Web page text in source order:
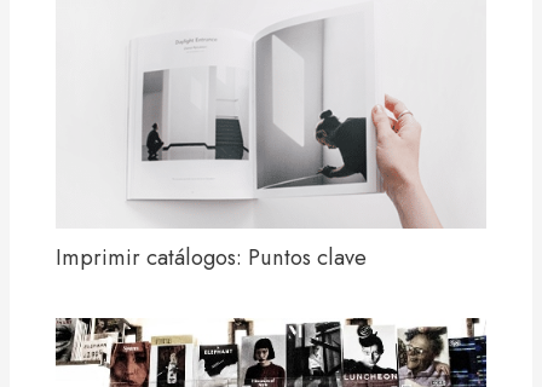
Imprimir catálogos: Puntos clave